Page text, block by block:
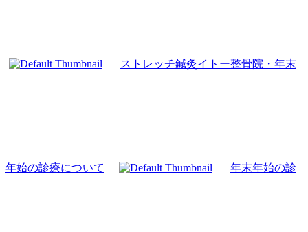
ストレッチ鍼灸イトー整骨院・年末
年始の診療について 年末年始の診